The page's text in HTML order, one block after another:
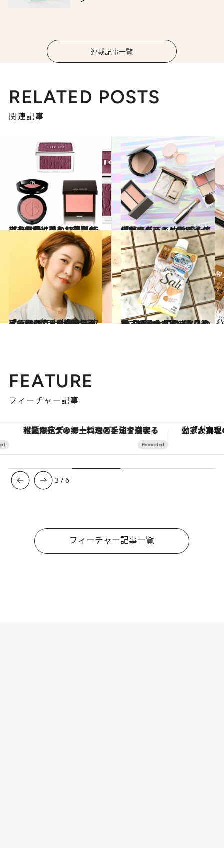
連載記事一覧
RELATED POSTS
関連記事
2023.8.26
「チーク」ひとつで脱のっぺり顔！肌なじみがいい人気色はこの10品 ムラにならずに美しい発色が夜まで
ビューティ＆ヘルス 2023.6.13
「顔のたるみ」をメイクで引き上げ！ 立体感を演出してスッキリ顔に導く 優秀ハイライト＆シェーディング
ビューティ＆ヘルス
2023.8.20
「チークの入れ方」もう迷わない！ RMK シニアアーティストが徹底解説 ――2023年上半期BEST7
ビューティ＆ヘルス 2023.8.31
2023「金木犀コスメ」シーズン到来！ ボディスクラブにも金木犀の香り登場 「香りもすべすべ具合もすごくいい」
ビューティ＆ヘルス
FEATURE
フィーチャー記事
【夏限定ディナーコース】旬を迎える稚鮎や花ズッキーニなどをイタリア・トスカーナの郷土料理の手法で満喫！
3 /6
フィーチャー記事一覧